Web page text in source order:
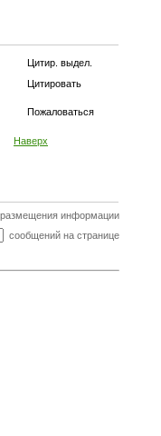
Цитир. выдел.
Цитировать
Пожаловаться
Наверх
информации
сообщений на странице